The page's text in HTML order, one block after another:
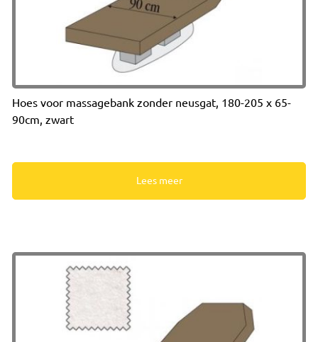
Hoes voor massagebank zonder neusgat, 180-205 x 65-
90cm, zwart
Lees meer